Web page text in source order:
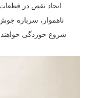
ایجاد نقص در
ناهموار، سرباره
شروع خوردگی